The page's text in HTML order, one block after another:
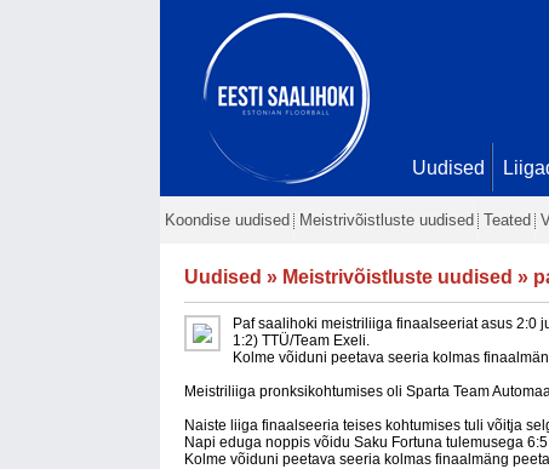
Uudised
Koondise uudised Meistrivõistluste uudised Teated
Uudised » Meistrivõistluste uudised »
Paf saalihoki meistriliiga finaalseeriat asus 2:0
1:2) TTÜ/Team Exeli.
Kolme võiduni peetava seeria kolmas
Meistriliiga pronksikohtumises oli Sparta Team
Naiste liiga finaalseeria teises kohtumises tuli võitja
Napi eduga noppis võidu Saku Fortuna tulemusega
Kolme võiduni peetava seeria kolmas finaalmäng